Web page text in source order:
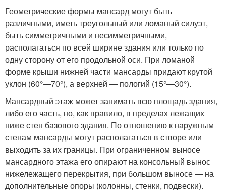
Геометрические формы мансард могут быть
различными, иметь треугольный или ломаный силуэт,
быть симметричными и несимметричными,
располагаться по всей ширине здания или только по
одну сторону от его продольной оси. При ломаной
форме крыши нижней части мансарды придают крутой
уклон (60°—70°), а верхней — пологий (15°—30°).
Мансардный этаж может занимать всю площадь здания,
либо его часть, но, как правило, в пределах лежащих
ниже стен базового здания. По отношению к наружным
стенам мансарды могут располагаться в створе или
выходить за их границы. При ограниченном выносе
мансардного этажа его опирают на консольный вынос
нижележащего перекрытия, при большом выносе — на
дополнительные опоры (колонны, стенки, подвески).